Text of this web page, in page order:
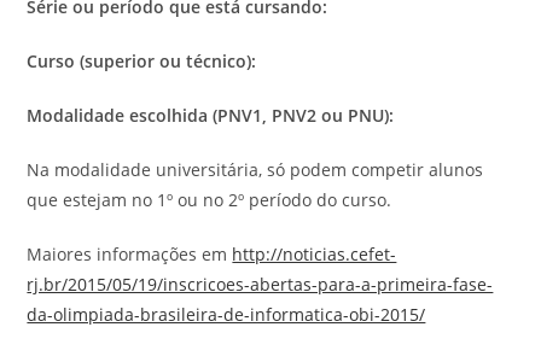
Série ou período que está cursando:
Curso (superior ou técnico):
Modalidade escolhida (PNV1, PNV2 ou PNU):
Na modalidade universitária, só podem competir alunos
que estejam no 1º ou no 2º período do curso.
Maiores informações em http://noticias.cefet-
rj.br/2015/05/19/inscricoes-abertas-para-a-primeira-fase-
da-olimpiada-brasileira-de-informatica-obi-2015/